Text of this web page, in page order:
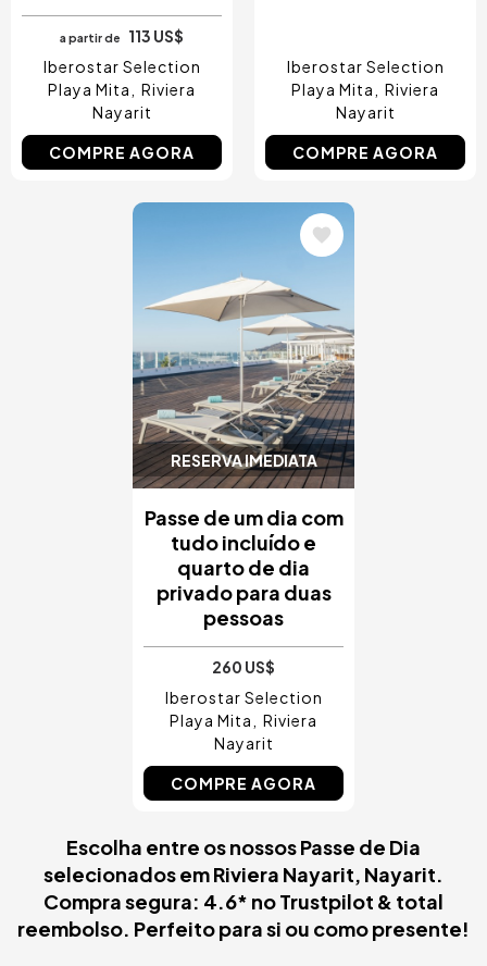
a partir de
113 US$
Iberostar Selection
Playa Mita
Riviera
Nayarit
COMPRE AGORA
Iberostar Selection
Playa Mita
Riviera
Nayarit
COMPRE AGORA
RESERVA IMEDIATA
Passe de um dia com
tudo incluído e
quarto de dia
privado para duas
pessoas
260 US$
Iberostar Selection
Playa Mita
Riviera
Nayarit
COMPRE AGORA
Escolha entre os nossos Passe de Dia
selecionados em Riviera Nayarit, Nayarit.
Compra segura: 4.6* no Trustpilot & total
reembolso. Perfeito para si ou como presente!